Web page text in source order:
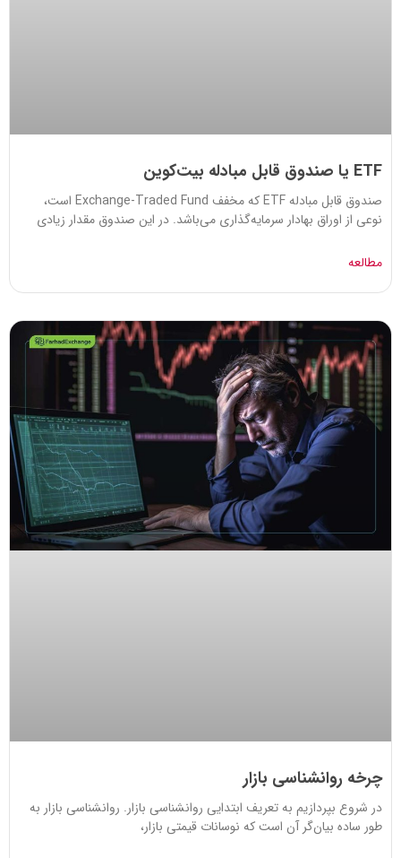
ETF یا صندوق قابل مبادله بیت‌کوین
صندوق قابل مبادله ETF که مخفف Exchange-Traded Fund است،
نوعی از اوراق بهادار سرمایه‌گذاری می‌باشد. در این صندوق مقدار زیادی
مطالعه
چرخه روانشناسی بازار
در شروع بپردازیم به تعریف ابتدایی روانشناسی بازار. روانشناسی بازار به
طور ساده بیان‌گر آن است که نوسانات قیمتی بازار،